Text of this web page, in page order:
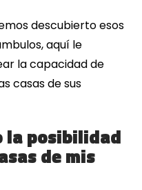
descubierto esos
aquí le
la capacidad de
casas de sus
la posibilidad
de mis